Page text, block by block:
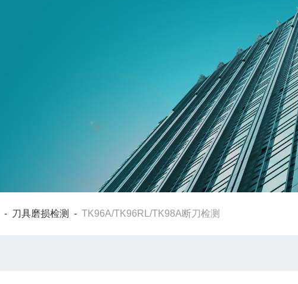
- 刀具磨损检测 -TK96A/TK96RL/TK98A断刀检测